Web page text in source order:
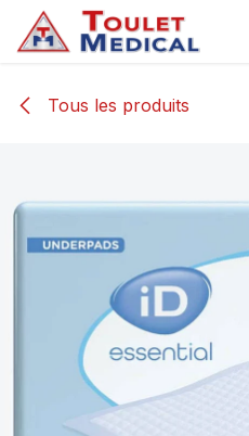
Se rendre au contenu
Tous les produits